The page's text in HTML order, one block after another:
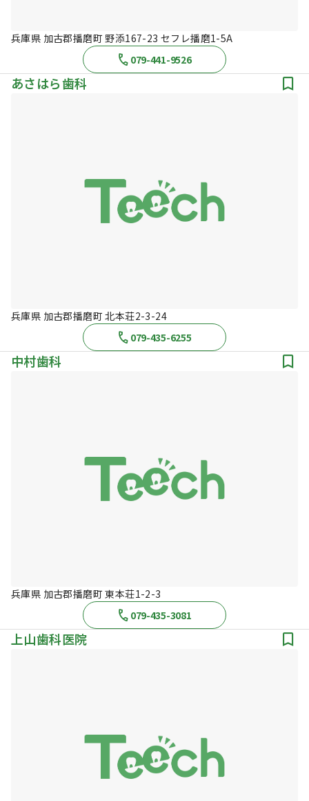
兵庫県 加古郡播磨町 野添167-23 セフレ播磨1-5A
079-441-9526
あさはら歯科
兵庫県 加古郡播磨町 北本荘2-3-24
079-435-6255
中村歯科
兵庫県 加古郡播磨町 東本荘1-2-3
079-435-3081
上山歯科医院